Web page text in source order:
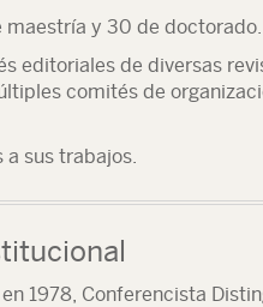
maestría y 30 de doctorado.
editoriales de diversas
comités de
sus trabajos.
1978, Conferencista